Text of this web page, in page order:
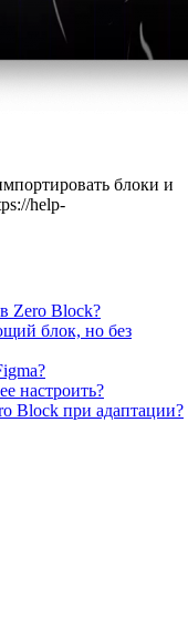
блоки и
help-
Zero Block?
блок, но без
настроить?
Block при адаптации?